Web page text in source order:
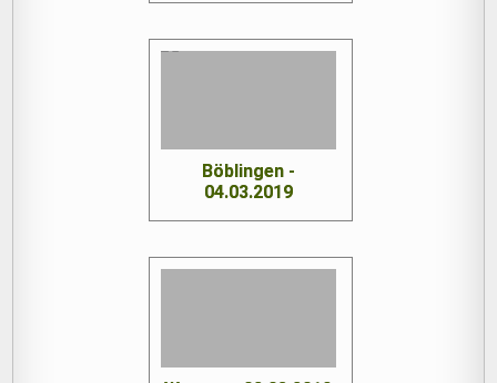
Böblingen -
04.03.2019